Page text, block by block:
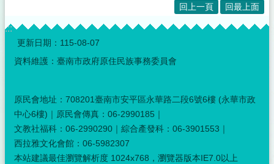
回上一頁 回最上面
:::
更新日期： 115-08-07
資料維護：臺南市政府原住民族事務委員會
原民會地址：708201臺南市安平區永華路二段6號6樓 (永華市政
中心6樓)｜原民會傳真：06-2990185｜
文教社福科：06-2990290｜綜合產發科：06-3901553｜
西拉雅文化會館：06-5982307
本站建議最佳瀏覽解析度 1024x768，瀏覽器版本IE7.0以上